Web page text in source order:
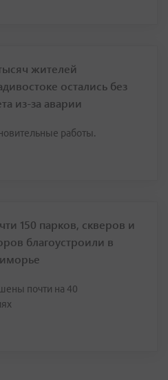
жителей
остались без
из-за аварии
работы.
150 парков, скверов и
благоустроили в
почти на 40